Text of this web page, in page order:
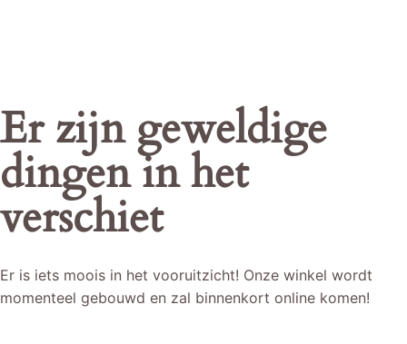
Er zijn geweldige
dingen in het
verschiet
Er is iets moois in het vooruitzicht! Onze winkel wordt
momenteel gebouwd en zal binnenkort online komen!